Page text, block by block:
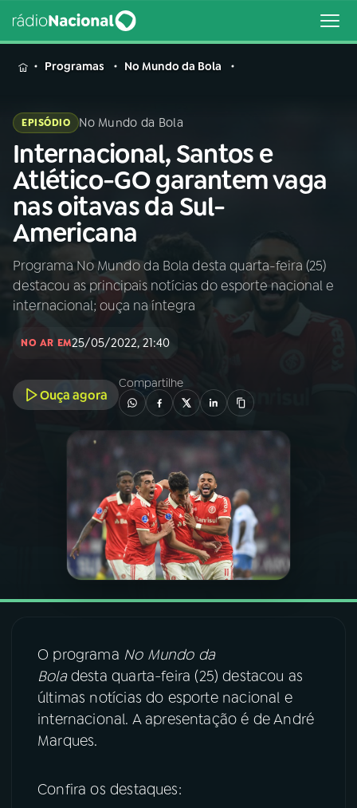
MENU
Buscar
na
Rádio
Nacional
Buscar
01INÍCIO
02A RÁDIO
03PROGRAMAÇÃO
PROGRAMAS
PODCASTS
VIDEOCASTS
07ÚLTIMAS
08FESTIVAL DE MÚSICA
ACOMPANHE A RÁDIO NACIONAL
YouTube
Instagram
Programas No Mundo da Bola
EPISÓDIO No Mundo da Bola
Internacional, Santos e
Atlético-GO garantem vaga
nas oitavas da Sul-
Americana
Programa No Mundo da Bola desta quarta-feira (25)
destacou as principais notícias do esporte nacional e
internacional; ouça na íntegra
NO AR EM25/05/2022, 21:40
Ouça agora
Compartilhe
O programa No Mundo da
Boladesta quarta-feira (25) destacou as
últimas notícias do esporte nacional e
internacional. A apresentação é de André
Marques.
Confira os destaques: